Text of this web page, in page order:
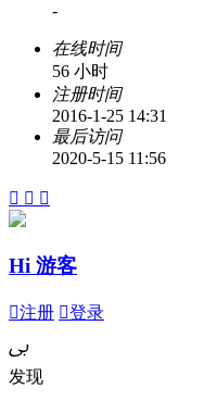
-
在线时间
56 小时
注册时间
2016-1-25 14:31
最后访问
2020-5-15 11:56
  
Hi 游客
注册 登录
ﰉ
发现